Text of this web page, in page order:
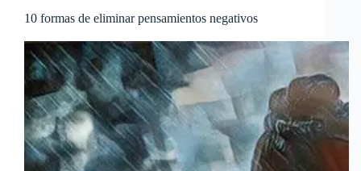
10 formas de eliminar pensamientos negativos